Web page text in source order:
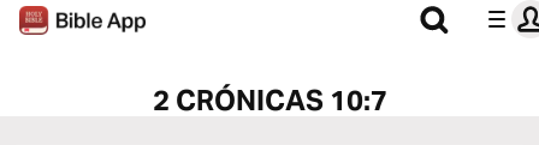
2 CRÓNICAS 10:7